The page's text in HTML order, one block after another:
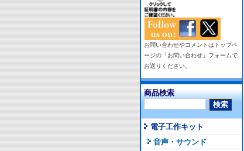
お問い合わせやコメントはトップペ
ージの「お問い合わせ」フォームで
お送りください。
商品検索
電子工作キット
音声・サウンド